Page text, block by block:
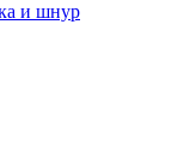
и шнур